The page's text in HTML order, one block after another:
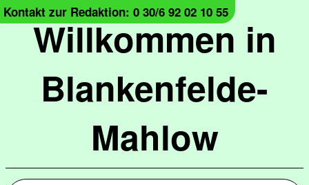
Willkommen in
Blankenfelde-
Mahlow
Kontakt zur Redaktion: 0 30/6 92 02 10 55